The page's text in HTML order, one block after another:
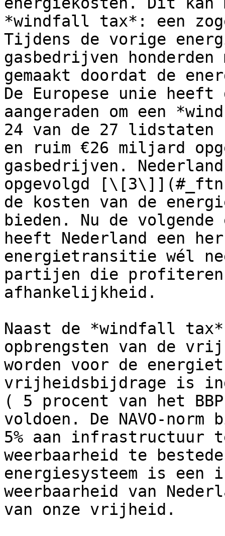
*windfall tax*: een
Tijdens de vorige
gasbedrijven
gemaakt doordat de
De Europese unie
aangeraden om een
24 van de 27 lidstaten
en ruim €26 miljard
gasbedrijven.
opgevolgd
de kosten van de
bieden. Nu de
heeft Nederland een
energietransitie wél
partijen die
afhankelijkheid.
Naast de *windfall tax*
opbrengsten van de
worden voor de
vrijheidsbijdrage is
( 5 procent van het
voldoen. De NAVO-
5% aan infrastructuur
weerbaarheid te
energiesysteem is een
weerbaarheid van
van onze vrijheid.